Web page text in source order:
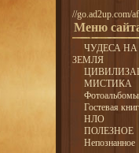
//go.ad2up.com/
Меню
ЧУДЕСА
ЗЕМЛЯ
МИСТИКА
Фотоальбомы
Гостевая
НЛО
ПОЛЕЗНОЕ
Непознанное